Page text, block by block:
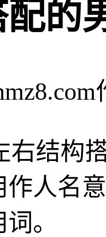
的
右结构
作人名
。